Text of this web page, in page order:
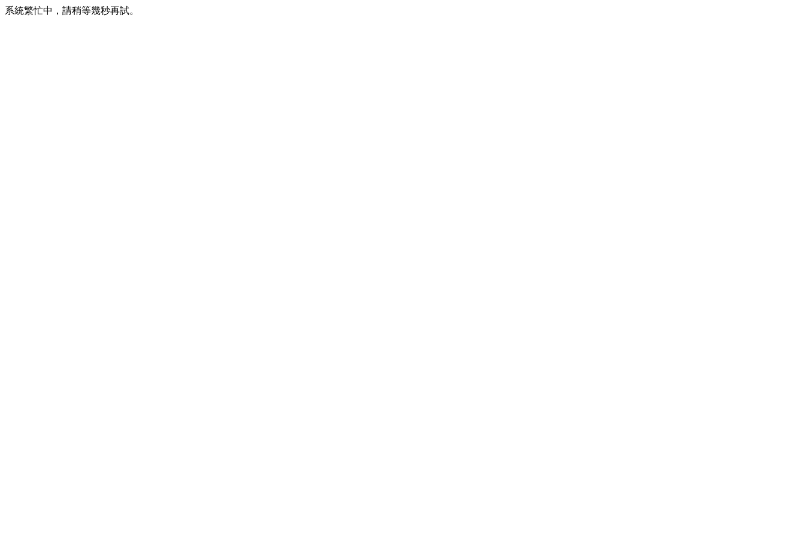
系統繁忙中，請稍等幾秒再試。